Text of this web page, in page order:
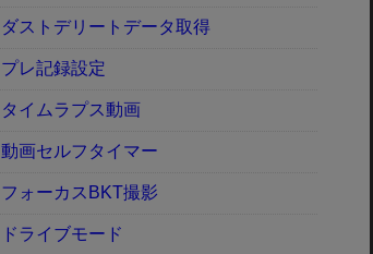
ダストデリートデータ取得
プレ記録設定
タイムラプス動画
動画セルフタイマー
フォーカスBKT撮影
ドライブモード